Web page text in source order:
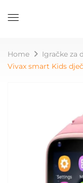
Home Igračke za
Vivax smart Kids